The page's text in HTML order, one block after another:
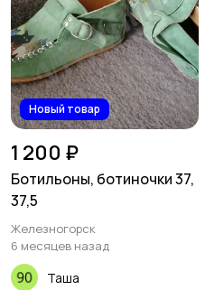
Новый товар
1 200 ₽
Ботильоны, ботиночки 37,
37,5
Железногорск
6 месяцев назад
Таша